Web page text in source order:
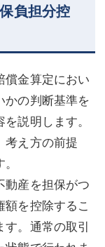
負担分控
償金算定におい
かの判断基準を
説明します。
考え方の前提
動産を担保がつ
を控除するこ
。通常の取引